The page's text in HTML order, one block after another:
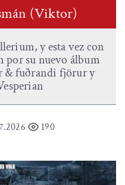
(Viktor)
y esta vez con
por su nuevo álbum
& fuðrandi fjörur y
190